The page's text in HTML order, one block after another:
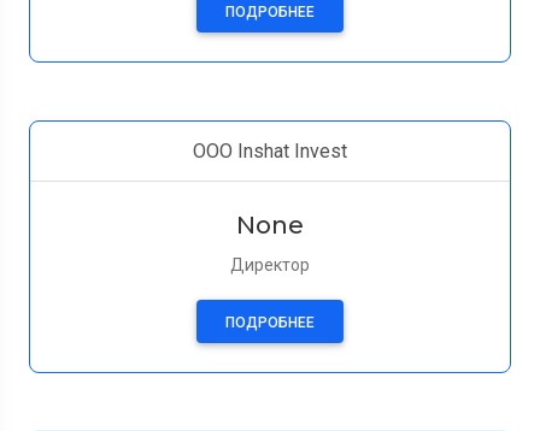
ПОДРОБНЕЕ
ООО Inshat Invest
None
Директор
ПОДРОБНЕЕ